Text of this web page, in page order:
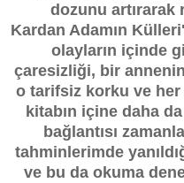
dozunu artırarak
Kardan Adamın
olayların içinde
çaresizliği, bir
o tarifsiz korku ve
kitabın içine daha
bağlantısı
tahminlerimde
ve bu da okuma